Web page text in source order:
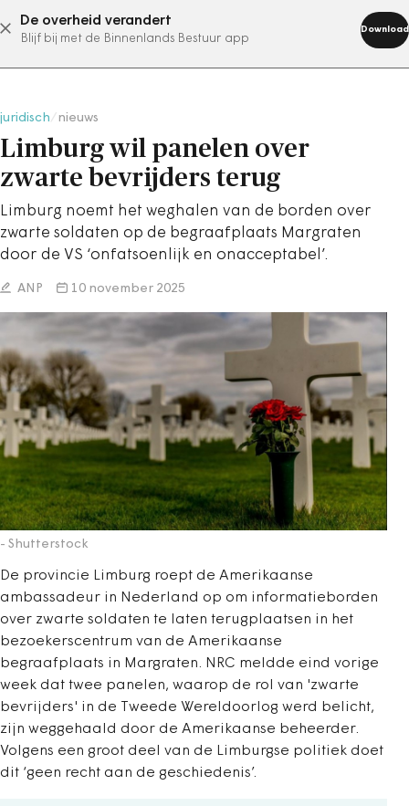
De overheid verandert
Blijf bij met de Binnenlands Bestuur app
Download
abonneer nu
juridisch nieuws
Limburg wil panelen over
zwarte bevrijders terug
Limburg noemt het weghalen van de borden over
zwarte soldaten op de begraafplaats Margraten
door de VS ‘onfatsoenlijk en onacceptabel’.
ANP 10 november 2025
- Shutterstock
De provincie Limburg roept de Amerikaanse
ambassadeur in Nederland op om informatieborden
over zwarte soldaten te laten terugplaatsen in het
bezoekerscentrum van de Amerikaanse
begraafplaats in Margraten. NRC meldde eind vorige
week dat twee panelen, waarop de rol van 'zwarte
bevrijders' in de Tweede Wereldoorlog werd belicht,
zijn weggehaald door de Amerikaanse beheerder.
Volgens een groot deel van de Limburgse politiek doet
dit ‘geen recht aan de geschiedenis’.